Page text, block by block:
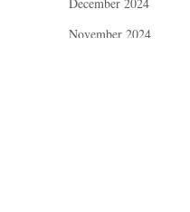
November 2024